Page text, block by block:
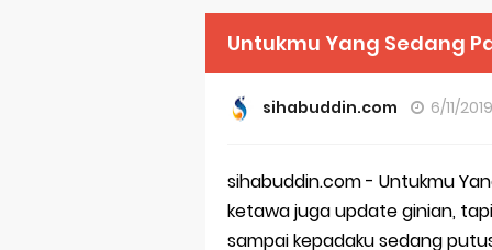
Gilaaa, dia
hey kamu,
Tentang
Untukmu
Untukmu Yang Sedang
sihabuddin.com 6/11/2019
sihabuddin.com - Untukmu
ketawa juga update ginian,
sampai kepadaku sedang